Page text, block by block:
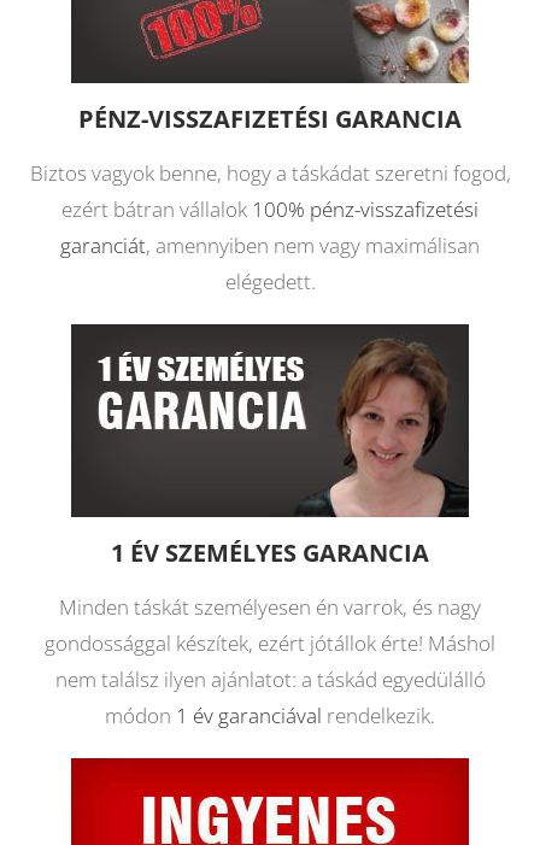
PÉNZ-VISSZAFIZETÉSI GARANCIA
Biztos vagyok benne, hogy a táskádat szeretni fogod,
ezért bátran vállalok 100% pénz-visszafizetési
garanciát, amennyiben nem vagy maximálisan
elégedett.
1 ÉV SZEMÉLYES GARANCIA
Minden táskát személyesen én varrok, és nagy
gondossággal készítek, ezért jótállok érte! Máshol
nem találsz ilyen ajánlatot: a táskád egyedülálló
módon 1 év garanciával rendelkezik.